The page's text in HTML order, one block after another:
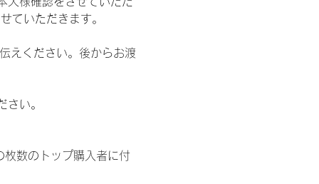
ていただきます。
えください。後からお渡
い。
数のトップ購入者に付